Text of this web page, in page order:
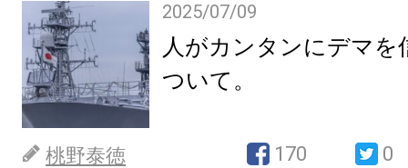
2025/07/09
人がカンタンにデマを
ついて。
桃野泰徳 170 0